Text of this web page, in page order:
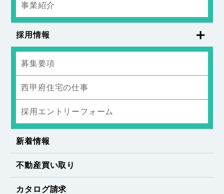
事業紹介
採用情報
募集要項
西甲府住宅の仕事
採用エントリーフォーム
新着情報
不動産買い取り
カタログ請求